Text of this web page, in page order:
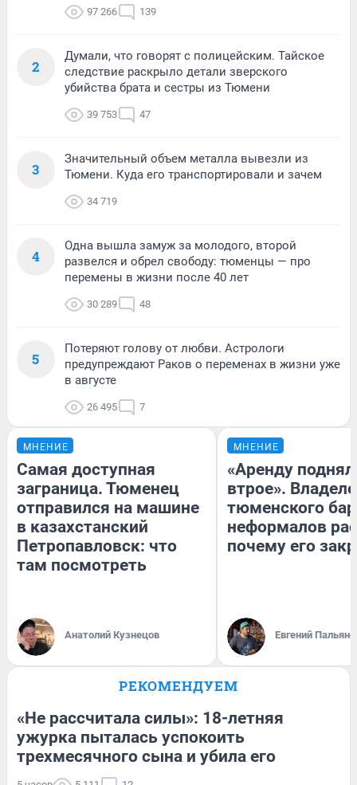
97 266 139
2
Думали, что говорят с полицейским. Тайское
следствие раскрыло детали зверского
убийства брата и сестры из Тюмени
39 753 47
3
Значительный объем металла вывезли из
Тюмени. Куда его транспортировали и зачем
34 719
4
Одна вышла замуж за молодого, второй
развелся и обрел свободу: тюменцы — про
перемены в жизни после 40 лет
30 289 48
5
Потеряют голову от любви. Астрологи
предупреждают Раков о переменах в жизни уже
в августе
26 495 7
МНЕНИЕ
Самая доступная
заграница. Тюменец
отправился на машине
в казахстанский
Петропавловск: что
там посмотреть
Анатолий Кузнецов
МНЕНИЕ
«Аренду
втрое».
тюменского
неформалов
почему его
Евгений
РЕКОМЕНДУЕМ
«Не рассчитала силы»: 18-летняя
ужурка пыталась успокоить
трехмесячного сына и убила его